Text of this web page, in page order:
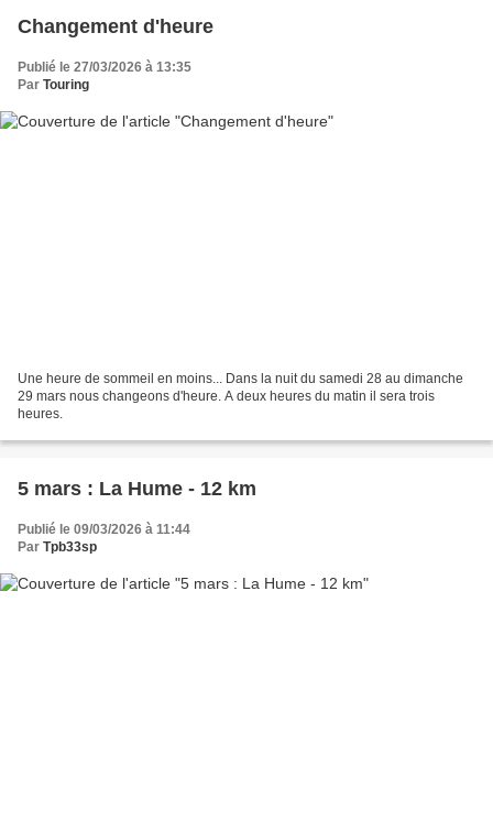
Changement d'heure
Publié le 27/03/2026 à 13:35
Par Touring
Une heure de sommeil en moins... Dans la nuit du samedi 28 au dimanche
29 mars nous changeons d'heure. A deux heures du matin il sera trois
heures.
5 mars : La Hume - 12 km
Publié le 09/03/2026 à 11:44
Par Tpb33sp